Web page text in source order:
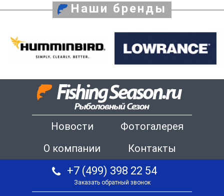
Наши бренды
Новости
Фотогалерея
О компании
Контакты
+7 (499) 398 22 54
Заказать обратный звонок